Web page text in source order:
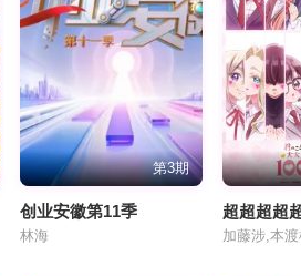
第3期
创业安徽第11季
林海